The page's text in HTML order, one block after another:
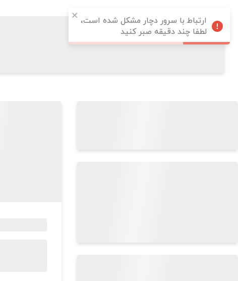
ارتباط با سرور دچار مشکل شده است،
لطفا چند دقیقه صبر کنید